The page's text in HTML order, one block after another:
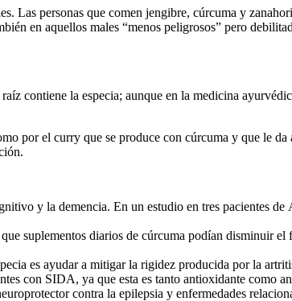
Las personas que comen jengibre, cúrcuma y
en aquellos males “menos peligrosos” pero
contiene la especia; aunque en la medicina
por el curry que se produce con cúrcuma y que le
y la demencia. En un estudio en tres pacientes
suplementos diarios de cúrcuma podían disminuir
es ayudar a mitigar la rigidez producida por la
con SIDA, ya que esta es tanto antioxidante como
contra la epilepsia y enfermedades